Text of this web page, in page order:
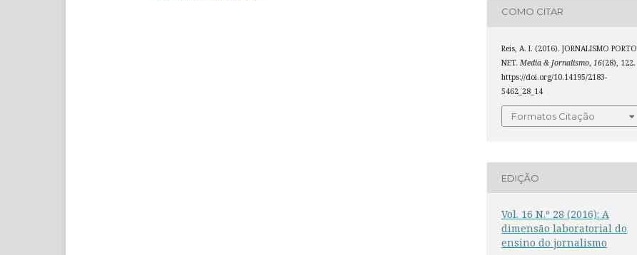
COMO CITAR
Reis, A. I. (2016). JORNALISMO PORTO
NET. Media & Jornalismo 16(28), 122.
https://doi.org/10.14195/2183-
5462_28_14
Formatos Citação
EDIÇÃO
Vol. 16 N.º 28 (2016): A
dimensão laboratorial do
ensino do jornalismo